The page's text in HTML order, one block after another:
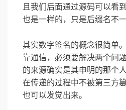
且我们后面通过源码可以看
也是一样的，只是后缀名不一
其实数字签名的概念很简单
靠通信，必须要解决两个问
的来源确实是其申明的那个
在传递的过程中不被第三方
也可以发觉出来。